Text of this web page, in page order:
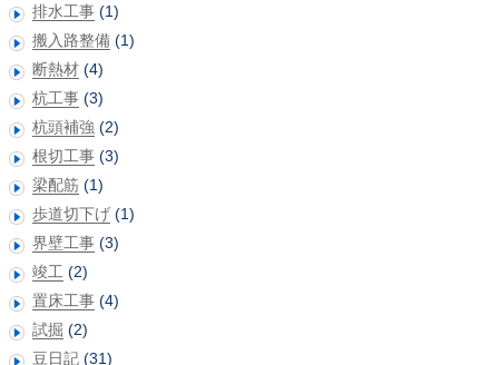
排水工事 (1)
搬入路整備 (1)
断熱材 (4)
杭工事 (3)
杭頭補強 (2)
根切工事 (3)
梁配筋 (1)
歩道切下げ (1)
界壁工事 (3)
竣工 (2)
置床工事 (4)
試掘 (2)
豆日記 (31)